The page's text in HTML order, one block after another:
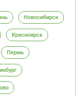
Новосибирск
Красноярск
Пермь